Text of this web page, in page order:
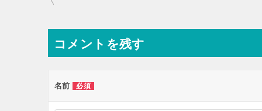
ナ
ビ
ー
コメントを残す
名前 必須